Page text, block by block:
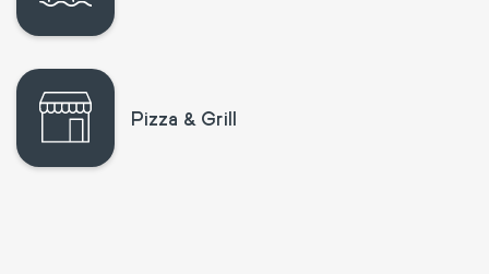
Pizza & Grill